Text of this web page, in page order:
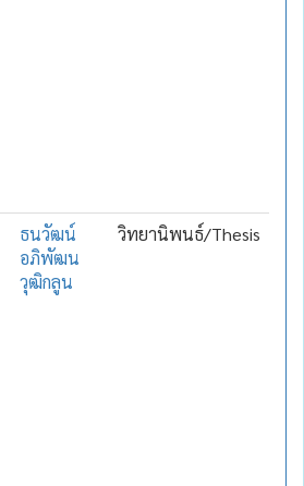
ธนวัฒน์
อภิพัฒน
วุฒิกลูน
วิทยานิพนธ์/Thesis